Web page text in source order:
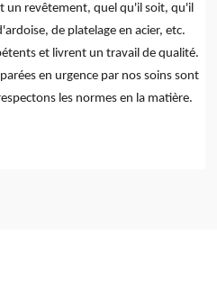
un revêtement, quel qu'il soit, qu'il
de platelage en acier, etc.
et livrent un travail de qualité.
en urgence par nos soins sont
les normes en la matière.